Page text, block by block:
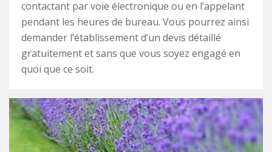
contactant par voie électronique ou en l’appelant
pendant les heures de bureau. Vous pourrez ainsi
demander l’établissement d’un devis détaillé
gratuitement et sans que vous soyez engagé en
quoi que ce soit.